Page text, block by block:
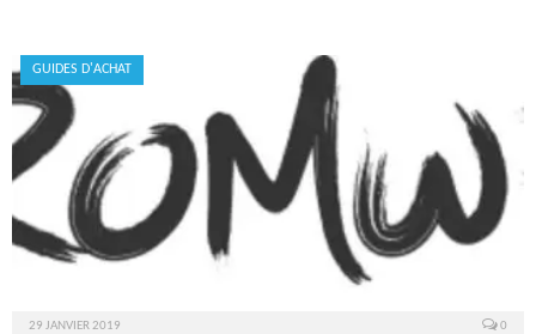
GUIDES D'ACHAT
29 JANVIER 2019 0